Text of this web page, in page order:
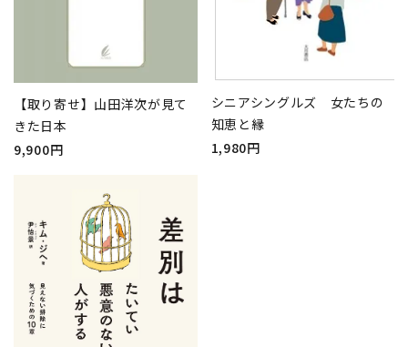
【取り寄せ】山田洋次が見て
きた日本
9,900円
シニアシングルズ 女たちの
知恵と縁
1,980円